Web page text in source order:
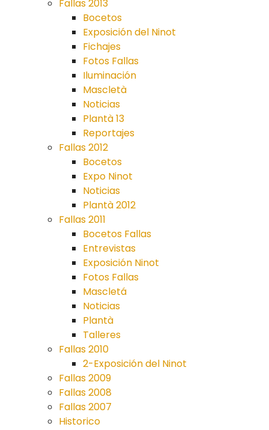
Fallas 2013
Bocetos
Exposición del Ninot
Fichajes
Fotos Fallas
Iluminación
Mascletà
Noticias
Plantà 13
Reportajes
Fallas 2012
Bocetos
Expo Ninot
Noticias
Plantà 2012
Fallas 2011
Bocetos Fallas
Entrevistas
Exposición Ninot
Fotos Fallas
Mascletá
Noticias
Plantà
Talleres
Fallas 2010
2-Exposición del Ninot
Fallas 2009
Fallas 2008
Fallas 2007
Historico